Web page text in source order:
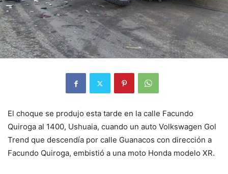
El choque se produjo esta tarde en la calle Facundo
Quiroga al 1400, Ushuaia, cuando un auto Volkswagen Gol
Trend que descendía por calle Guanacos con dirección a
Facundo Quiroga, embistió a una moto Honda modelo XR.